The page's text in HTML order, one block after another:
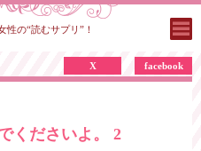
性の“読むサプリ”！
X facebook
くださいよ。 2